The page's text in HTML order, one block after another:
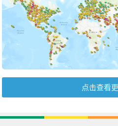
点击查看